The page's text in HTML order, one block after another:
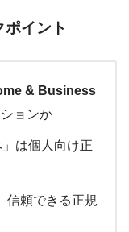
イント
& Business
ョンか
は個人向け正
信頼できる正規